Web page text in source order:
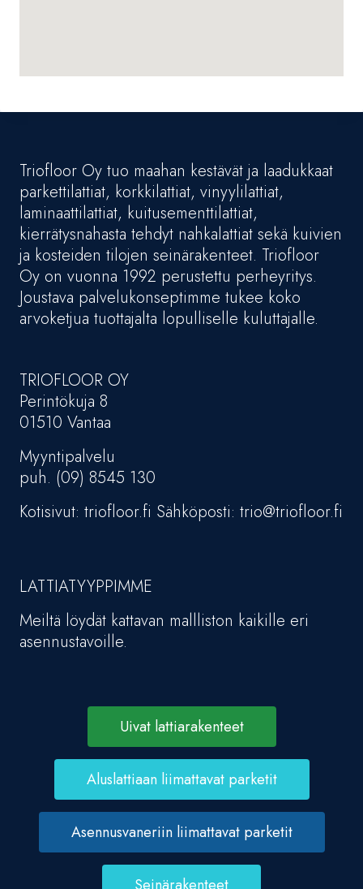
Triofloor Oy tuo maahan kestävät ja laadukkaat
parkettilattiat, korkkilattiat, vinyylilattiat,
laminaattilattiat, kuitusementtilattiat,
kierrätysnahasta tehdyt nahkalattiat sekä kuivien
ja kosteiden tilojen seinärakenteet. Triofloor
Oy on vuonna 1992 perustettu perheyritys.
Joustava palvelukonseptimme tukee koko
arvoketjua tuottajalta lopulliselle kuluttajalle.
TRIOFLOOR OY
Perintökuja 8
01510 Vantaa
Myyntipalvelu
puh. (09) 8545 130
Kotisivut: triofloor.fi Sähköposti: trio@triofloor.fi
LATTIATYYPPIMME
Meiltä löydät kattavan mallliston kaikille eri
asennustavoille.
Uivat lattiarakenteet
Aluslattiaan liimattavat parketit
Asennusvaneriin liimattavat parketit